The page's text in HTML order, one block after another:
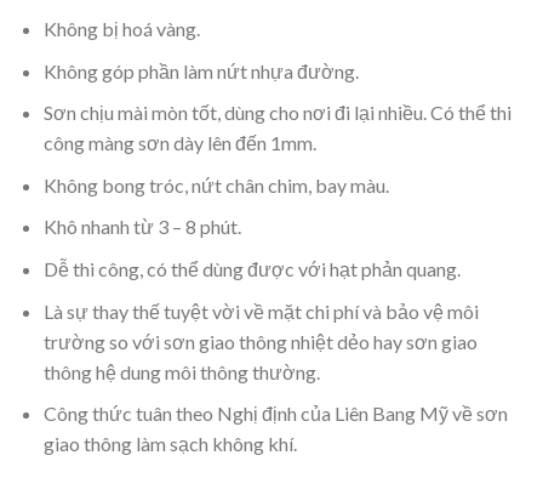
Không bị hoá vàng.
Không góp phần làm nứt nhựa đường.
Sơn chịu mài mòn tốt, dùng cho nơi đi lại nhiều. Có thể thi
công màng sơn dày lên đến 1mm.
Không bong tróc, nứt chân chim, bay màu.
Khô nhanh từ 3 – 8 phút.
Dễ thi công, có thể dùng được với hạt phản quang.
Là sự thay thế tuyệt vời về mặt chi phí và bảo vệ môi
trường so với sơn giao thông nhiệt dẻo hay sơn giao
thông hệ dung môi thông thường.
Công thức tuân theo Nghị định của Liên Bang Mỹ về sơn
giao thông làm sạch không khí.